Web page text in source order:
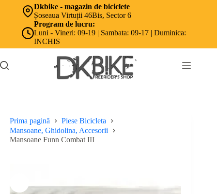
Dkbike - magazin de biciclete
Șoseaua Virtuții 46Bis, Sector 6
Program de lucru:
Luni - Vineri: 09-19 | Sambata: 09-17 | Duminica:
INCHIS
Prima pagină
Piese Bicicleta
Mansoane, Ghidolina, Accesorii
Mansoane Funn Combat III